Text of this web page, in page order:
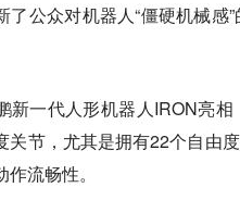
了公众对机器人“僵硬机械
新一代人形机器人IRON亮
关节，尤其是拥有22个自由
流畅性。